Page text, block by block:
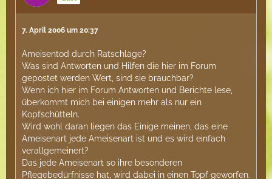
7. April 2006 um 20:37
Ameisentod durch Ratschläge?
Was sind Antworten und Hilfen die hier im Forum
gepostet werden Wert, sind sie brauchbar?
Wenn ich hier im Forum Antworten und Berichte lese,
überkommt mich bei einigen mehr als nur ein
Kopfschütteln.
Wird wohl daran liegen das Einige meinen, das eine
Ameisenart jede Ameisenart ist und es wird einfach
verallgemeinert?
Das jede Ameisenart so ihre besonderen
Pflegebedürfnisse hat, wird dabei in einen Topf geworfen.